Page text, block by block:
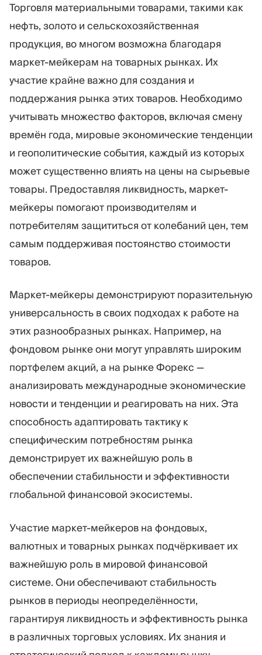
Торговля материальными товарами, такими как
нефть, золото и сельскохозяйственная
продукция, во многом возможна благодаря
маркет-мейкерам на товарных рынках. Их
участие крайне важно для создания и
поддержания рынка этих товаров. Необходимо
учитывать множество факторов, включая смену
времён года, мировые экономические тенденции
и геополитические события, каждый из которых
может существенно влиять на цены на сырьевые
товары. Предоставляя ликвидность, маркет-
мейкеры помогают производителям и
потребителям защититься от колебаний цен, тем
самым поддерживая постоянство стоимости
товаров.
Маркет-мейкеры демонстрируют поразительную
универсальность в своих подходах к работе на
этих разнообразных рынках. Например, на
фондовом рынке они могут управлять широким
портфелем акций, а на рынке Форекс —
анализировать международные экономические
новости и тенденции и реагировать на них. Эта
способность адаптировать тактику к
специфическим потребностям рынка
демонстрирует их важнейшую роль в
обеспечении стабильности и эффективности
глобальной финансовой экосистемы.
Участие маркет-мейкеров на фондовых,
валютных и товарных рынках подчёркивает их
важнейшую роль в мировой финансовой
системе. Они обеспечивают стабильность
рынков в периоды неопределённости,
гарантируя ликвидность и эффективность рынка
в различных торговых условиях. Их знания и